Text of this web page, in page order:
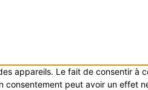
appareils. Le fait de consentir à
consentement peut avoir un effet